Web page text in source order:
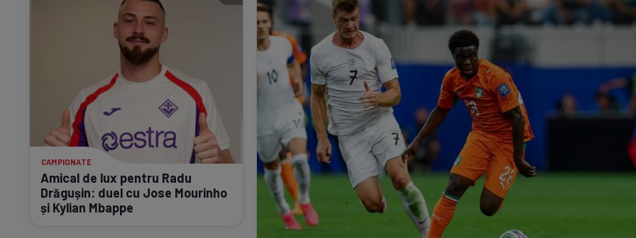
CAMPIONATE
Amical de lux pentru Radu
Drăgușin: duel cu Jose Mourinho
și Kylian Mbappe